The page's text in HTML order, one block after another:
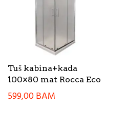
Tuš kabina+kada
100×80 mat Rocca Eco
599,00BAM